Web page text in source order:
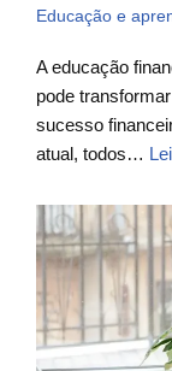
Educação e
A educação
pode
sucesso
atual, todos…